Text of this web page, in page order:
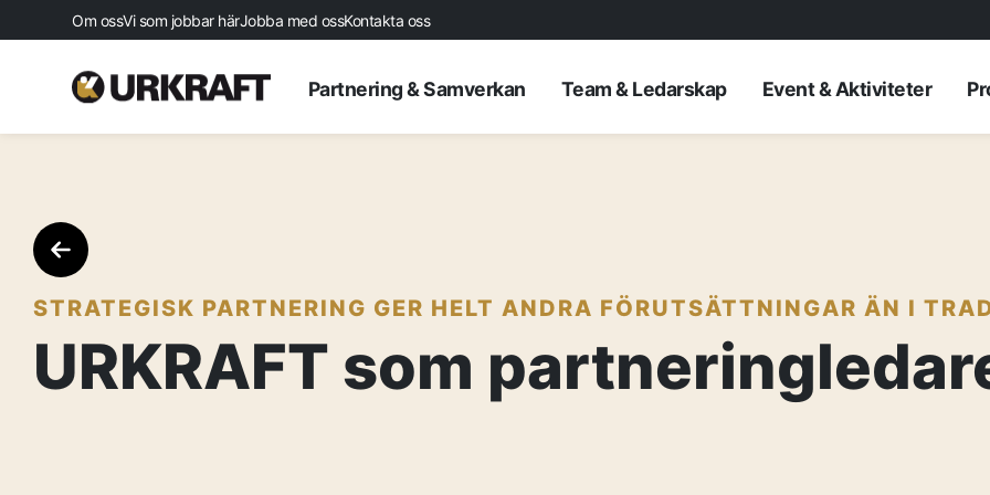
Om ossVi som jobbar härJobba med ossKontakta oss
AKTUELLT
Partnering & Samverkan Team & Ledarskap Event & Aktiviteter
STRATEGISK PARTNERING GER HELT ANDRA FÖRUTSÄTTNINGAR ÄN I
URKRAFT som